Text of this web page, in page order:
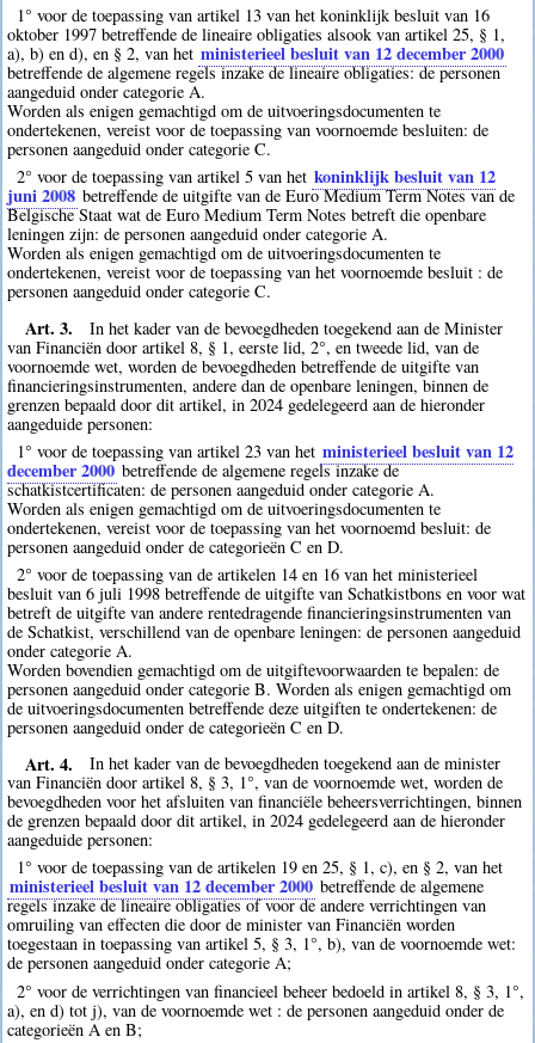
1° voor de toepassing van artikel 13 van het koninklijk besluit van 16
oktober 1997 betreffende de lineaire obligaties alsook van artikel 25, § 1,
a), b) en d), en § 2, van het ministerieel besluit van 12 december 2000
betreffende de algemene regels inzake de lineaire obligaties: de personen
aangeduid onder categorie A.
Worden als enigen gemachtigd om de uitvoeringsdocumenten te
ondertekenen, vereist voor de toepassing van voornoemde besluiten: de
personen aangeduid onder categorie C.
2° voor de toepassing van artikel 5 van het koninklijk besluit van 12
juni 2008 betreffende de uitgifte van de Euro Medium Term Notes van de
Belgische Staat wat de Euro Medium Term Notes betreft die openbare
leningen zijn: de personen aangeduid onder categorie A.
Worden als enigen gemachtigd om de uitvoeringsdocumenten te
ondertekenen, vereist voor de toepassing van het voornoemde besluit : de
personen aangeduid onder categorie C.
Art. 3.
In het kader van de bevoegdheden toegekend aan de Minister
van Financiën door artikel 8, § 1, eerste lid, 2°, en tweede lid, van de
voornoemde wet, worden de bevoegdheden betreffende de uitgifte van
financieringsinstrumenten, andere dan de openbare leningen, binnen de
grenzen bepaald door dit artikel, in 2024 gedelegeerd aan de hieronder
aangeduide personen:
1° voor de toepassing van artikel 23 van het ministerieel besluit van 12
december 2000 betreffende de algemene regels inzake de
schatkistcertificaten: de personen aangeduid onder categorie A.
Worden als enigen gemachtigd om de uitvoeringsdocumenten te
ondertekenen, vereist voor de toepassing van het voornoemd besluit: de
personen aangeduid onder de categorieën C en D.
2° voor de toepassing van de artikelen 14 en 16 van het ministerieel
besluit van 6 juli 1998 betreffende de uitgifte van Schatkistbons en voor wat
betreft de uitgifte van andere rentedragende financieringsinstrumenten van
de Schatkist, verschillend van de openbare leningen: de personen aangeduid
onder categorie A.
Worden bovendien gemachtigd om de uitgiftevoorwaarden te bepalen: de
personen aangeduid onder categorie B. Worden als enigen gemachtigd om
de uitvoeringsdocumenten betreffende deze uitgiften te ondertekenen: de
personen aangeduid onder de categorieën C en D.
Art. 4.
In het kader van de bevoegdheden toegekend aan de minister
van Financiën door artikel 8, § 3, 1°, van de voornoemde wet, worden de
bevoegdheden voor het afsluiten van financiële beheersverrichtingen, binnen
de grenzen bepaald door dit artikel, in 2024 gedelegeerd aan de hieronder
aangeduide personen:
1° voor de toepassing van de artikelen 19 en 25, § 1, c), en § 2, van het
ministerieel besluit van 12 december 2000 betreffende de algemene
regels inzake de lineaire obligaties of voor de andere verrichtingen van
omruiling van effecten die door de minister van Financiën worden
toegestaan in toepassing van artikel 5, § 3, 1°, b), van de voornoemde wet:
de personen aangeduid onder categorie A;
2° voor de verrichtingen van financieel beheer bedoeld in artikel 8, § 3, 1°,
a), en d) tot j), van de voornoemde wet : de personen aangeduid onder de
categorieën A en B;